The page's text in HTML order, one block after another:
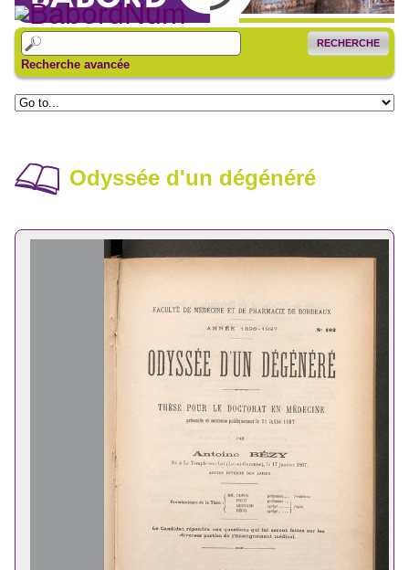
RECHERCHE
Recherche avancée
Odyssée d'un dégénéré